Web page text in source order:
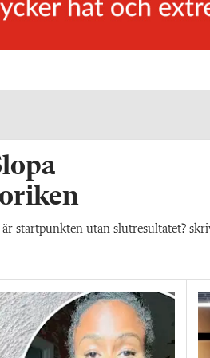
startpunkten utan slutresultatet?